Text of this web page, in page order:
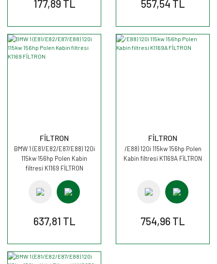
177,89 TL 557,54 TL
FİLTRON
BMW 1 (E81/E82/E87/E88) 120i
115kw 156hp Polen Kabin
filtresi K1169 FİLTRON
637,81 TL
FİLTRON
/E88) 120i 115kw 156hp Polen
Kabin filtresi K1169A FİLTRON
754,96 TL